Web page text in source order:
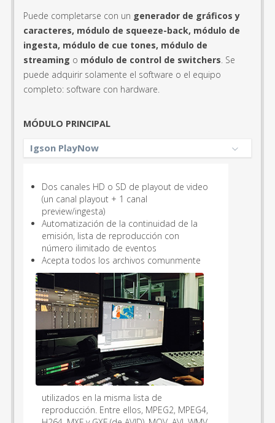
Puede completarse con un generador de gráficos y
caracteres, módulo de squeeze-back, módulo de
ingesta, módulo de cue tones, módulo de
streaming o módulo de control de switchers. Se
puede adquirir solamente el software o el equipo
completo: software con hardware.
MÓDULO PRINCIPAL
Igson PlayNow
Dos canales HD o SD de playout de video
(un canal playout + 1 canal
preview/ingesta)
Automatización de la continuidad de la
emisión, lista de reproducción con
número ilimitado de eventos
Acepta todos los archivos comunmente
utilizados en la misma lista de
reproducción. Entre ellos, MPEG2, MPEG4,